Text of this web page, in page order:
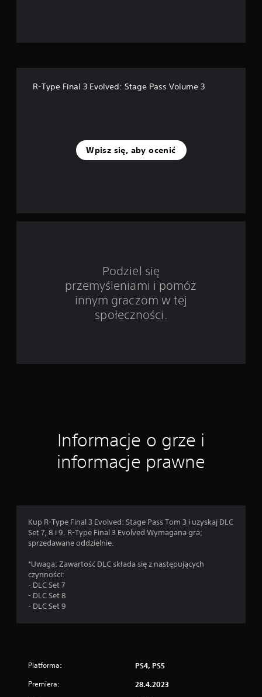
p
i
R-Type Final 3 Evolved: Stage Pass Volume 3
Wpisz się, aby ocenić
Podziel się
przemyśleniami i pomóż
innym graczom w tej
społeczności.
Informacje o grze i
informacje prawne
Kup R-Type Final 3 Evolved: Stage Pass Tom 3 i uzyskaj DLC
Set 7, 8 i 9. R-Type Final 3 Evolved Wymagana gra;
sprzedawane oddzielnie.
*Uwaga: Zawartość DLC składa się z następujących
czynności:
- DLC Set 7
- DLC Set 8
- DLC Set 9
Platforma: PS4, PS5
Premiera: 28.4.2023